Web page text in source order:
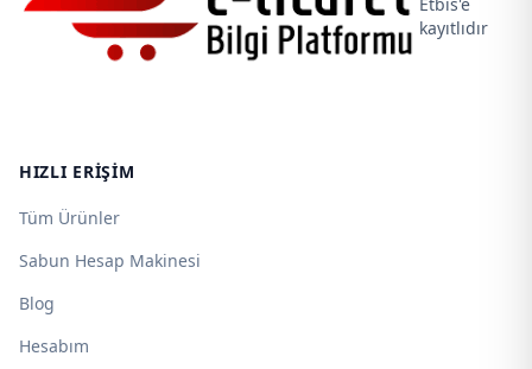
kayıtlıdır
HIZLI ERIŞIM
Tüm Ürünler
Sabun Hesap Makinesi
Blog
Hesabım